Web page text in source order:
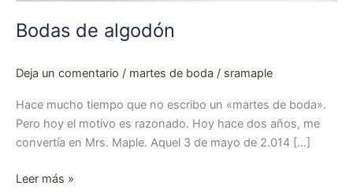
Bodas de algodón
Deja un comentario / martes de boda / sramaple
Hace mucho tiempo que no escribo un «martes de boda».
Pero hoy el motivo es razonado. Hoy hace dos años, me
convertía en Mrs. Maple. Aquel 3 de mayo de 2.014 […]
Leer más »